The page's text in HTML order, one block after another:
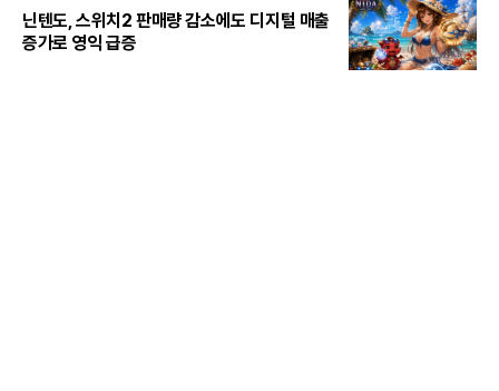
닌텐도, 스위치2 판매량 감소에도 디지털 매출
증가로 영익 급증